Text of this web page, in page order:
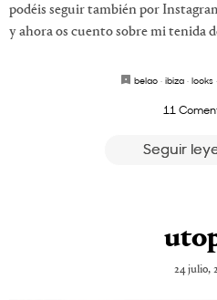
podéis seguir también por
y ahora os cuento sobre mi tenida
belao· ibiza· looks·
11
Seguir
24 julio,